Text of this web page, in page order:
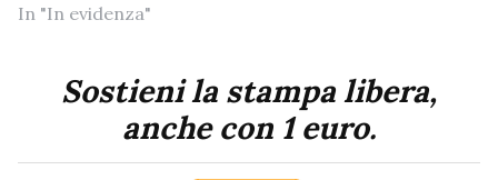
In "In evidenza"
Sostieni la stampa libera,
anche con 1 euro.